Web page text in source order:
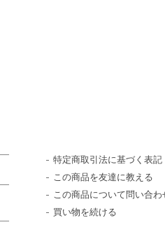
特定商取引法に基づく表記
この商品を友達に教える
この商品について問い合わ
買い物を続ける